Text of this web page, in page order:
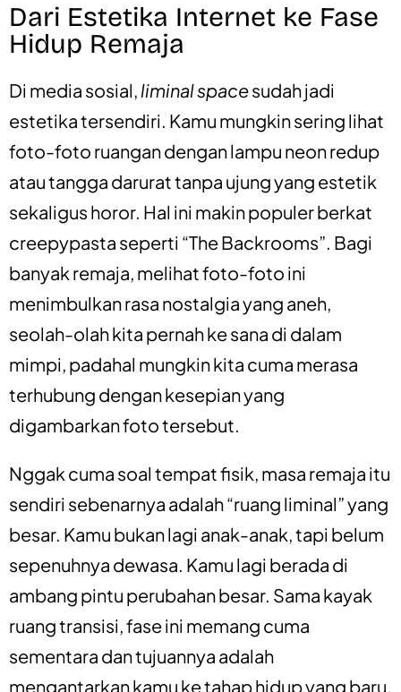
Dari Estetika Internet ke Fase
Hidup Remaja
Di media sosial, liminal spacesudah jadi
estetika tersendiri. Kamu mungkin sering lihat
foto-foto ruangan dengan lampu neon redup
atau tangga darurat tanpa ujung yang estetik
sekaligus horor. Hal ini makin populer berkat
creepypasta seperti “The Backrooms”. Bagi
banyak remaja, melihat foto-foto ini
menimbulkan rasa nostalgia yang aneh,
seolah-olah kita pernah ke sana di dalam
mimpi, padahal mungkin kita cuma merasa
terhubung dengan kesepian yang
digambarkan foto tersebut.
Nggak cuma soal tempat fisik, masa remaja itu
sendiri sebenarnya adalah “ruang liminal” yang
besar. Kamu bukan lagi anak-anak, tapi belum
sepenuhnya dewasa. Kamu lagi berada di
ambang pintu perubahan besar. Sama kayak
ruang transisi, fase ini memang cuma
sementara dan tujuannya adalah
mengantarkan kamu ke tahap hidup yang baru.